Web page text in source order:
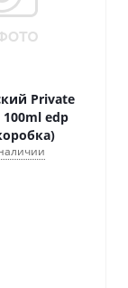
Private
edp